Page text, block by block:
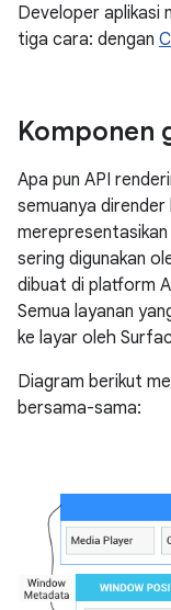
Developer aplikasi
tiga cara: dengan
Komponen
Apa pun API
semuanya dirender
sering digunakan
dibuat di platform
Semua layanan
ke layar oleh
Diagram berikut
bersama-sama: